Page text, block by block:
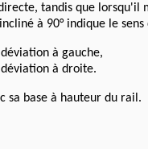
tandis que lorsqu'il
à 90° indique le
à gauche,
à droite.
sa base à hauteur du rail.